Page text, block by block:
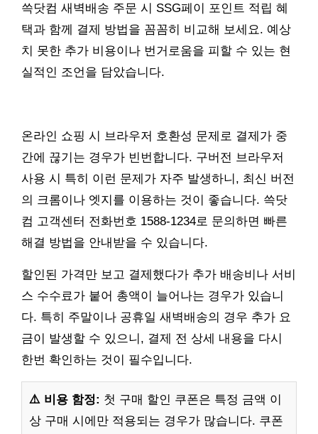
쓱닷컴 새벽배송 주문 시 SSG페이 포인트 적립 혜
택과 함께 결제 방법을 꼼꼼히 비교해 보세요. 예상
치 못한 추가 비용이나 번거로움을 피할 수 있는 현
실적인 조언을 담았습니다.
온라인 쇼핑 시 브라우저 호환성 문제로 결제가 중
간에 끊기는 경우가 빈번합니다. 구버전 브라우저
사용 시 특히 이런 문제가 자주 발생하니, 최신 버전
의 크롬이나 엣지를 이용하는 것이 좋습니다. 쓱닷
컴 고객센터 전화번호 1588-1234로 문의하면 빠른
해결 방법을 안내받을 수 있습니다.
할인된 가격만 보고 결제했다가 추가 배송비나 서비
스 수수료가 붙어 총액이 늘어나는 경우가 있습니
다. 특히 주말이나 공휴일 새벽배송의 경우 추가 요
금이 발생할 수 있으니, 결제 전 상세 내용을 다시
한번 확인하는 것이 필수입니다.
⚠️ 비용 함정: 첫 구매 할인 쿠폰은 특정 금액 이
상 구매 시에만 적용되는 경우가 많습니다. 쿠폰